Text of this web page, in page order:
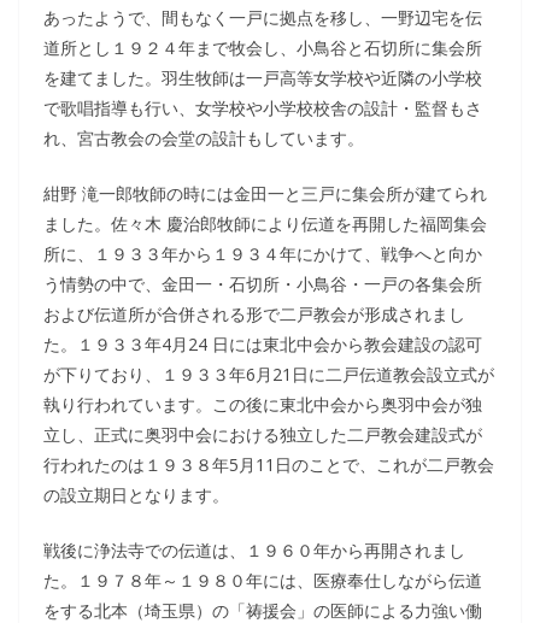
あったようで、間もなく一戸に拠点を移し、一野辺宅を伝
道所とし１９２４年まで牧会し、小鳥谷と石切所に集会所
を建てました。羽生牧師は一戸高等女学校や近隣の小学校
で歌唱指導も行い、女学校や小学校校舎の設計・監督もさ
れ、宮古教会の会堂の設計もしています。
紺野 滝一郎牧師の時には金田一と三戸に集会所が建てられ
ました。佐々木 慶治郎牧師により伝道を再開した福岡集会
所に、１９３３年から１９３４年にかけて、戦争へと向か
う情勢の中で、金田一・石切所・小鳥谷・一戸の各集会所
および伝道所が合併される形で二戸教会が形成されまし
た。１９３３年4月24 日には東北中会から教会建設の認可
が下りており、１９３３年6月21日に二戸伝道教会設立式が
執り行われています。この後に東北中会から奥羽中会が独
立し、正式に奥羽中会における独立した二戸教会建設式が
行われたのは１９３８年5月11日のことで、これが二戸教会
の設立期日となります。
戦後に浄法寺での伝道は、１９６０年から再開されまし
た。１９７８年～１９８０年には、医療奉仕しながら伝道
をする北本（埼玉県）の「祷援会」の医師による力強い働